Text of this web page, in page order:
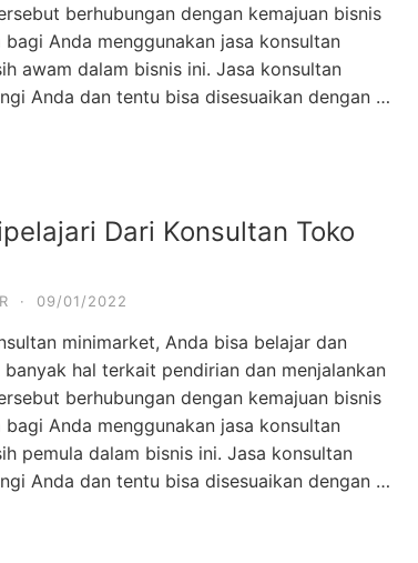
berhubungan dengan kemajuan bisnis
Anda menggunakan jasa konsultan
awam dalam bisnis ini. Jasa konsultan
Anda dan tentu bisa disesuaikan dengan …
Dari Konsultan Toko
· 09/01/2022
minimarket, Anda bisa belajar dan
hal terkait pendirian dan menjalankan
berhubungan dengan kemajuan bisnis
Anda menggunakan jasa konsultan
pemula dalam bisnis ini. Jasa konsultan
Anda dan tentu bisa disesuaikan dengan …